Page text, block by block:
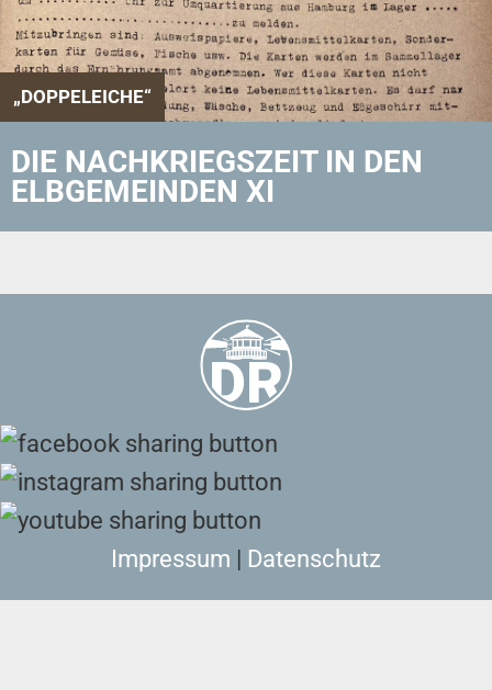
„DOPPELEICHE“
DIE NACHKRIEGSZEIT IN DEN
ELBGEMEINDEN XI
Impressum Datenschutz